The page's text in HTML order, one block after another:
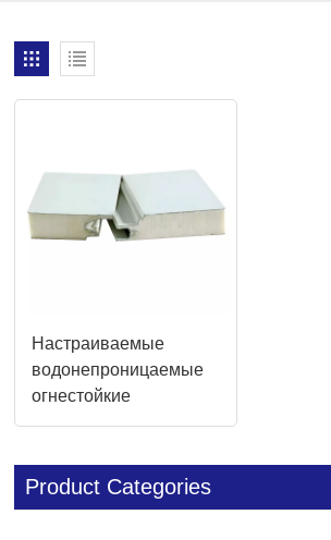
Настраиваемые
водонепроницаемые
огнестойкие
изолированные
панели из ПУ
Product Categories